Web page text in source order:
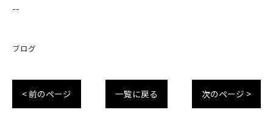
--
ブログ
< 前のページ 一覧に戻る 次のページ >